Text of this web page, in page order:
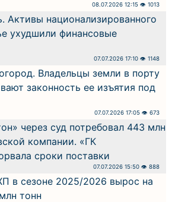
08.07.2026 12:15 👁 1013
Активы национализированного
ухудшили финансовые
07.07.2026 17:10 👁 1148
Владельцы земли в порту
законность ее изъятия под
07.07.2026 17:05 👁 673
через суд потребовал 443 млн
компании. «ГК
сроки поставки
07.07.2026 15:50 👁 888
в сезоне 2025/2026 вырос на
тонн